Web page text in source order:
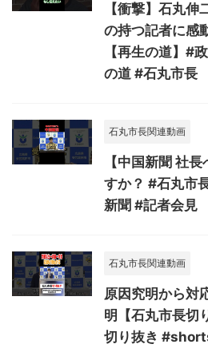
【衝撃】石丸
の持つ記者に感
【再生の道】#
の道 #石丸市長
石丸市長関連動画
【中国新聞 社
すか？ #石丸市
新聞 #記者会見
石丸市長関連動画
原因究明から対
明【石丸市長切
切り抜き